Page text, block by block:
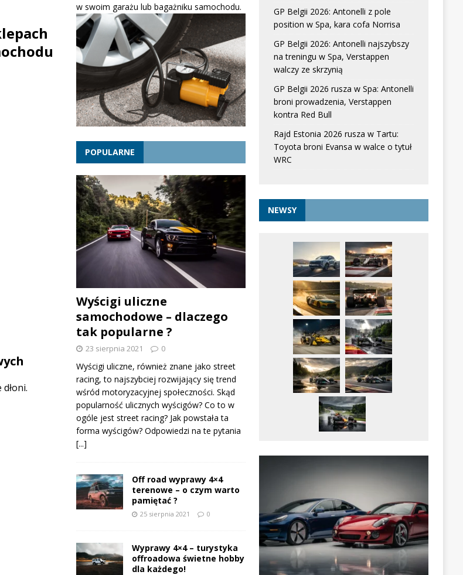
w swoim garażu lub bagażniku samochodu.
POPULARNE
Wyścigi uliczne
samochodowe – dlaczego
tak popularne ?
23 sierpnia 2021 0
Wyścigi uliczne, również znane jako street
racing, to najszybciej rozwijający się trend
wśród motoryzacyjnej społeczności. Skąd
popularność ulicznych wyścigów? Co to w
ogóle jest street racing? Jak powstała ta
forma wyścigów? Odpowiedzi na te pytania
[...]
Off road wyprawy 4×4
terenowe – o czym warto
pamiętać ?
25 sierpnia 2021 0
Wyprawy 4×4 – turystyka
offroadowa świetne hobby
dla każdego!
GP Belgii 2026: Antonelli z pole
position w Spa, kara cofa Norrisa
GP Belgii 2026: Antonelli najszybszy
na treningu w Spa, Verstappen
walczy ze skrzynią
GP Belgii 2026 rusza w Spa: Antonelli
broni prowadzenia, Verstappen
kontra Red Bull
Rajd Estonia 2026 rusza w Tartu:
Toyota broni Evansa w walce o tytuł
WRC
NEWSY